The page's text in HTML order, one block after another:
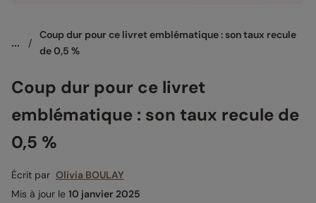
... /
Coup dur pour ce livret emblématique : son taux recule
de 0,5 %
Coup dur pour ce livret
emblématique : son taux recule de
0,5 %
Écrit par Olivia BOULAY
Mis à jour le 10 janvier 2025